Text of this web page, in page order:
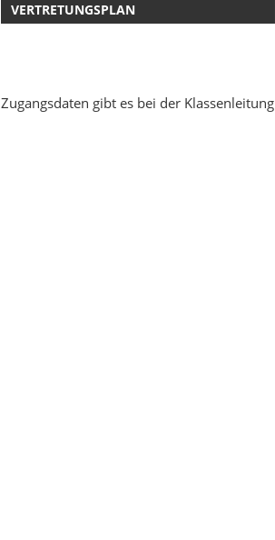
VERTRETUNGSPLAN
Zugangsdaten gibt es bei der Klassenleitung